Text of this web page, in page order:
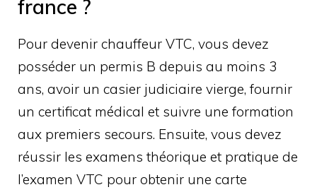
france ?
Pour devenir chauffeur VTC, vous devez
posséder un permis B depuis au moins 3
ans, avoir un casier judiciaire vierge, fournir
un certificat médical et suivre une formation
aux premiers secours. Ensuite, vous devez
réussir les examens théorique et pratique de
l’examen VTC pour obtenir une carte